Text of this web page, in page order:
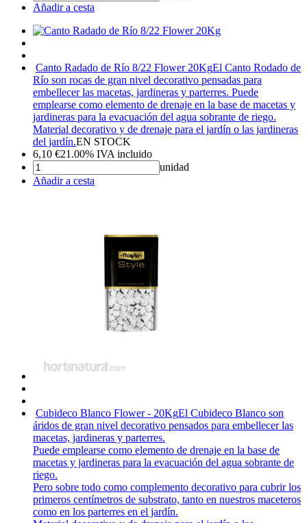
Añadir a cesta
Canto Radado de Río 8/22 Flower 20KgEl Canto Rodado de
Río son rocas de gran nivel decorativo pensadas para
embellecer las macetas, jardineras y parterres. Puede
emplearse como elemento de drenaje en la base de macetas y
jardineras para la evacuación del agua sobrante de riego.
Material decorativo y de drenaje para el jardín o las jardineras
del jardín.EN STOCK
6,10 €21.00% IVA incluido
unidad
Añadir a cesta
Cubideco Blanco Flower - 20KgEl Cubideco Blanco son
áridos de gran nivel decorativo pensados para embellecer las
macetas, jardineras y parterres.
Puede emplearse como elemento de drenaje en la base de
macetas y jardineras para la evacuación del agua sobrante de
riego.
Pero sobre todo como complemento decorativo para cubrir los
primeros centímetros de substrato, tanto en nuestros maceteros
como en los parterres en el jardín.